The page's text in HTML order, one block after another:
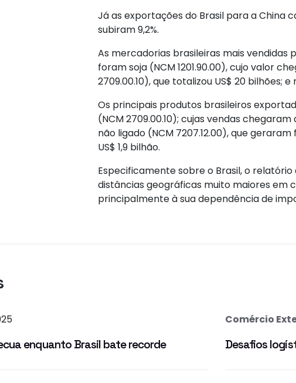
Já as exportações do Brasil para a China
subiram 9,2%.
As mercadorias brasileiras mais vendidas
foram soja (NCM 1201.90.00), cujo valor
2709.00.10), que totalizou US$ 20 bilhões; e
Os principais produtos brasileiros
(NCM 2709.00.10); cujas vendas
não ligado (NCM 7207.12.00), que
US$ 1,9 bilhão.
Especificamente sobre o Brasil, o
distâncias geográficas muito maiores em
principalmente à sua dependência de
enquanto Brasil bate recorde
Comércio
Desafios